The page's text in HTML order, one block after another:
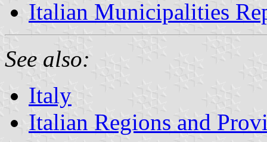
Italian Municipalities
See also:
Italy
Italian Regions and